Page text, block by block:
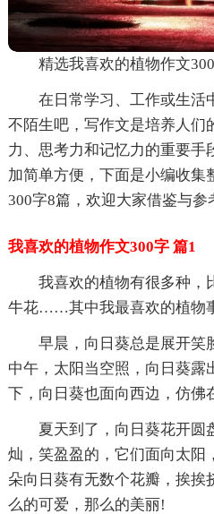
精选我喜欢的植物作文
在日常学习、工作或生活
不陌生吧，写作文是培养人们
力、思考力和记忆力的重要手
加简单方便，下面是小编收集
300字8篇，欢迎大家借鉴与参
我喜欢的植物作文300字 篇1
我喜欢的植物有很多种，
牛花……其中我最喜欢的植物
早晨，向日葵总是展开笑
中午，太阳当空照，向日葵露
下，向日葵也面向西边，仿佛
夏天到了，向日葵花开圆
灿，笑盈盈的，它们面向太阳
朵向日葵有无数个花瓣，挨挨
么的可爱，那么的美丽!